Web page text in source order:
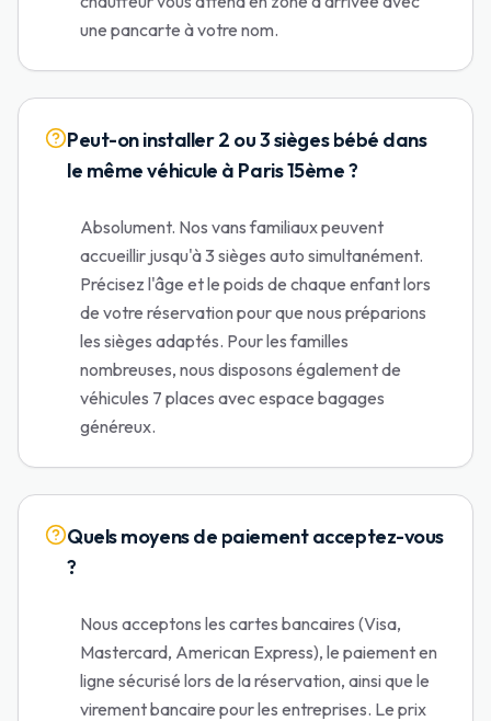
une pancarte à votre nom.
Peut-on installer 2 ou 3 sièges bébé dans
le même véhicule à Paris 15ème ?
Absolument. Nos vans familiaux peuvent
accueillir jusqu'à 3 sièges auto simultanément.
Précisez l'âge et le poids de chaque enfant lors
de votre réservation pour que nous préparions
les sièges adaptés. Pour les familles
nombreuses, nous disposons également de
véhicules 7 places avec espace bagages
généreux.
Quels moyens de paiement acceptez-vous
?
Nous acceptons les cartes bancaires (Visa,
Mastercard, American Express), le paiement en
ligne sécurisé lors de la réservation, ainsi que le
virement bancaire pour les entreprises. Le prix